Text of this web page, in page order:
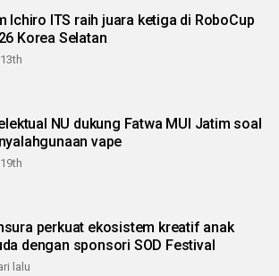
Ichiro ITS raih juara ketiga di RoboCup
Korea Selatan
NU dukung Fatwa MUI Jatim soal
vape
perkuat ekosistem kreatif anak
dengan sponsori SOD Festival
lalu